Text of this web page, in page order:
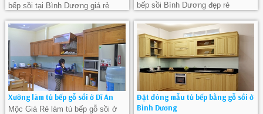
bếp sồi tại Bình Dương giá rẻ
bếp sồi Bình Dương đẹp rẻ
Xưởng làm tủ bếp gỗ sồi ở Dĩ An
Mộc Giá Rẻ làm tủ bếp gỗ sồi ở
Đặt đóng mẫu tủ bếp bằng gỗ sồi ở
Bình Dương